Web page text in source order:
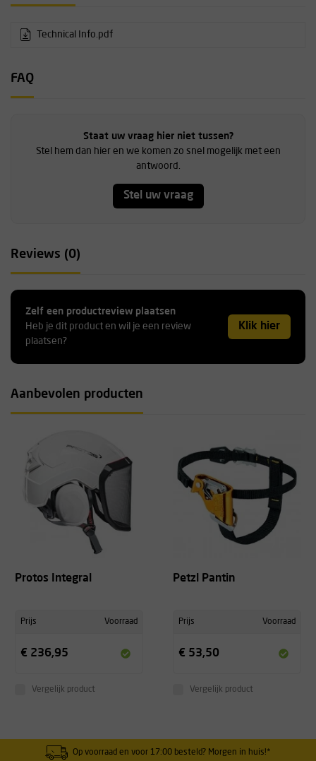
Technical Info.pdf
FAQ
Staat uw vraag hier niet tussen?
Stel hem dan hier en we komen zo snel mogelijk met een
antwoord.
Stel uw vraag
Reviews (0)
Zelf een productreview plaatsen
Heb je dit product en wil je een review
plaatsen?
Klik hier
Aanbevolen producten
Protos Integral
Prijs Voorraad
€ 236,95
Vergelijk product
Petzl Pantin
Prijs Voorraad
€ 53,50
Vergelijk product
Op voorraad en voor 17:00 besteld? Morgen in huis!*